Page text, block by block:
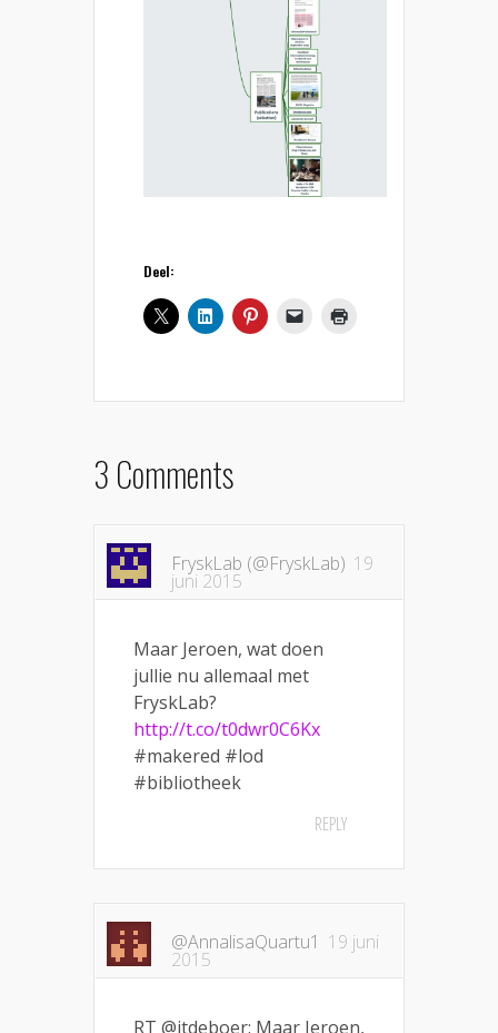
Deel:
3 Comments
FryskLab (@FryskLab) 19
juni 2015
Maar Jeroen, wat doen
jullie nu allemaal met
FryskLab?
http://t.co/t0dwr0C6Kx
#makered #lod
#bibliotheek
REPLY
@AnnalisaQuartu1 19 juni
2015
RT @jtdeboer: Maar Jeroen,